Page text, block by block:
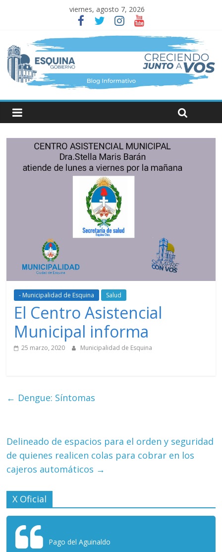
viernes, agosto 7, 2026
- Municipalidad de Esquina Salud
El Centro Asistencial
Municipal informa
25 marzo, 2020 Municipalidad de Esquina
← Dengue: Síntomas
Delineado de espacios para el orden y seguridad
de quienes realicen colas para cobrar en los
cajeros automáticos →
X Oficial
Pago del Aguinaldo